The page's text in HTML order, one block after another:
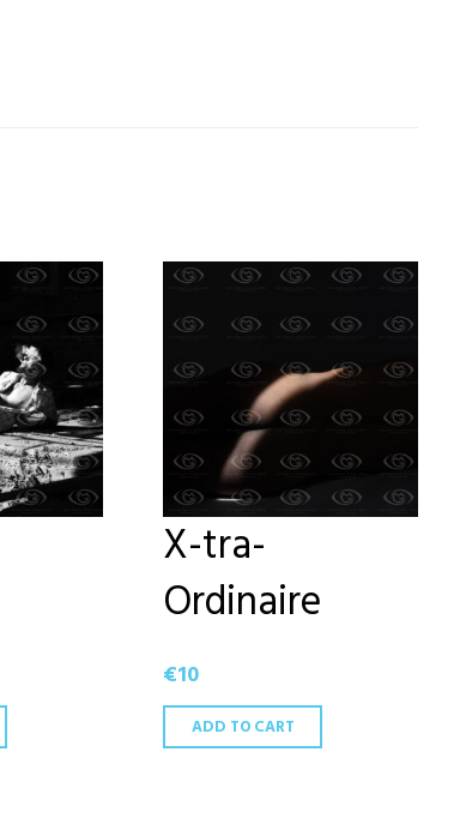
X-tra-
Ordinaire
€10
ADD TO CART